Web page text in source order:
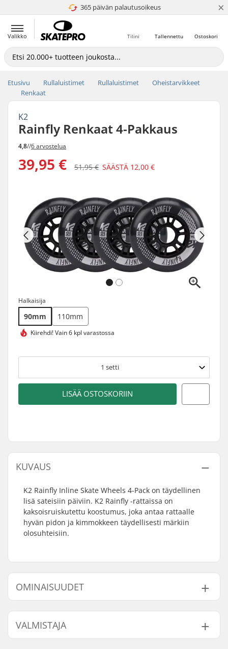
365 päivän palautusoikeus
4.8 / 5 ×
Valikko Ostoskori
Tallennettu
Tilini
Etusivu Rullaluistimet Rullaluistimet
Oheistarvikkeet
Renkaat
K2
Rainfly Renkaat 4-Pakkaus
4,8//6 arvostelua
39,95 € 51,95 € SÄÄSTÄ 12,00 €
Halkaisija
90mm 110mm
Kiirehdi!Vain 6 kpl varastossa
1 setti
LISÄÄ OSTOSKORIIN
KUVAUS
K2 Rainfly Inline Skate Wheels 4-Pack on täydellinen
lisä sateisiin päiviin. K2 Rainfly -rattaissa on
kaksoisruiskutettu koostumus, joka antaa rattaalle
hyvän pidon ja kimmokkeen täydellisesti märkiin
olosuhteisiin.
OMINAISUUDET
Renkaan halkaisija:
90mm, 110mm
Renkaan kovuus:
Laakerit:
Ei sisälly
VALMISTAJA